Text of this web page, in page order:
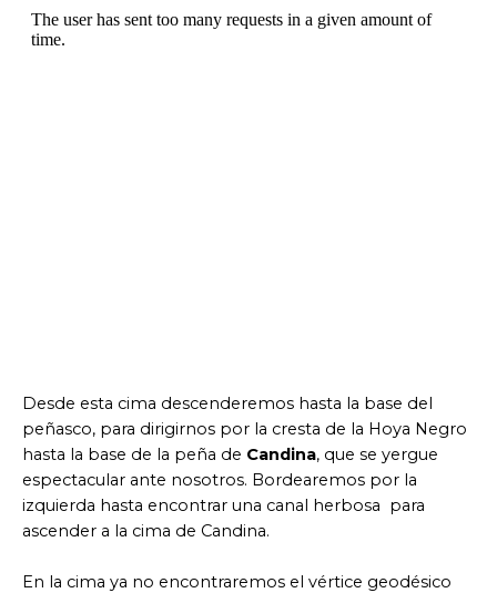
Desde esta cima descenderemos hasta la base del
peñasco, para dirigirnos por la cresta de la Hoya Negro
hasta la base de la peña de Candina, que se yergue
espectacular ante nosotros. Bordearemos por la
izquierda hasta encontrar una canal herbosa para
ascender a la cima de Candina.
En la cima ya no encontraremos el vértice geodésico